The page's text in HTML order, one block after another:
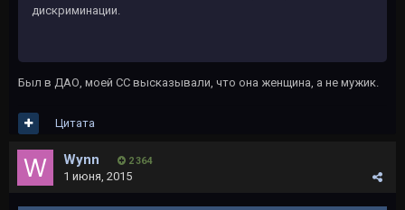
дискриминации.
Был в ДАО, моей СС высказывали, что она женщина, а не мужик.
Цитата
Wynn 2 364
1 июня, 2015